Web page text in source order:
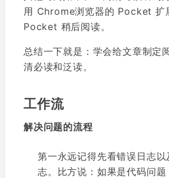
用 Chrome浏览器的 Pocket 扩
Pocket 稍后阅读。
总结一下就是：学会给文章制定
清必读和泛读。
工作流
解决问题的流程
第一永远记得先看错误日志以
志。比方说：如果是代码问题